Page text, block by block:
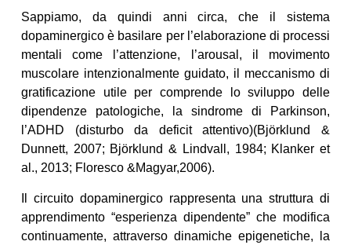
Sappiamo, da quindi anni circa, che il sistema
dopaminergico è basilare per l’elaborazione di processi
mentali come l’attenzione, l’arousal, il movimento
muscolare intenzionalmente guidato, il meccanismo di
gratificazione utile per comprende lo sviluppo delle
dipendenze patologiche, la sindrome di Parkinson,
l’ADHD (disturbo da deficit attentivo)(Björklund &
Dunnett, 2007; Björklund & Lindvall, 1984; Klanker et
al., 2013; Floresco &Magyar,2006).
Il circuito dopaminergico rappresenta una struttura di
apprendimento “esperienza dipendente” che modifica
continuamente, attraverso dinamiche epigenetiche, la